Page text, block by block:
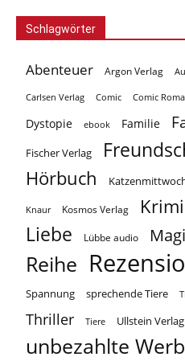
Schlagwörter
Abenteuer Argon Verlag
Carlsen Verlag Comic Comic
Dystopie ebook Familie
Fischer Verlag
Hörbuch
Knaur Kosmos Verlag Krimi
Liebe Lübbe audio
Reihe
Spannung sprechende Tiere
Thriller Tiere Ullstein Verlag
unbezahlte